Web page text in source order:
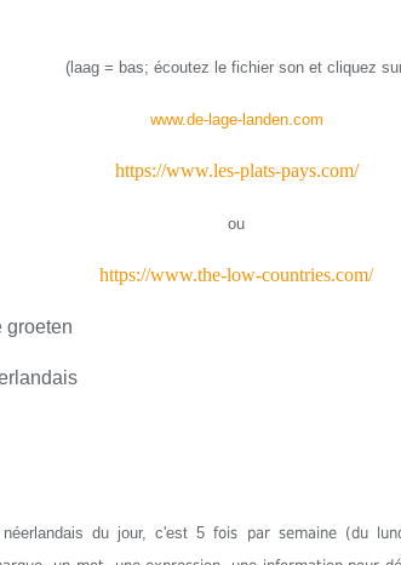
(laag = bas; écoutez le fichier son et cliquez
www.de-lage-landen.com
https://www.les-plats-pays.com/
ou
https://www.the-low-countries.com/
groeten
néerlandais du jour, c'est 5fois par semaine (du